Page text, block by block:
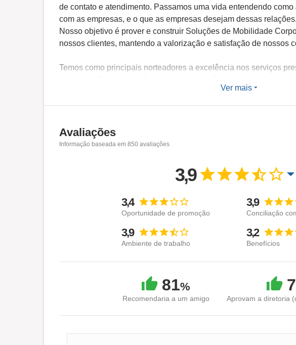
de contato e atendimento. Passamos uma vida entendendo
com as empresas, e o que as empresas desejam dessas relações.
Nosso objetivo é prover e construir Soluções de Mobilidade
nossos clientes, mantendo a valorização e satisfação de nossos
Temos como principais norteadores a excelência nos serviços
Aliamos a isso uma metodologia ágil de trabalho, construída a
Ver mais
Avaliações
Informação baseada em 850 avaliações
3,9
3,4
Oportunidade de promoção
3,9
Conciliação
3,9
Ambiente de trabalho
3,2
Benefícios
81%
Recomendaria a um amigo Aprovam a diretoria